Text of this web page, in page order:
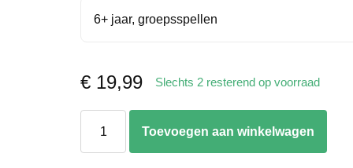
6+ jaar, groepsspellen
€ 19,99 Slechts 2 resterend op voorraad
Gesprekskaarten
Toevoegen aan winkelwagen